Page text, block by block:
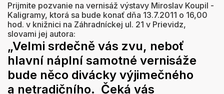
Prijmite pozvanie na vernisáž výstavy Miroslav Koupil -
Kaligramy, ktorá sa bude konať dňa 13.7.2011 o 16,00
hod. v knižnici na Záhradníckej ul. 21 v Prievidz,
slovami jej autora:
„Velmi srdečně vás zvu, neboť
hlavní náplní samotné vernisáže
bude něco divácky výjimečného
a netradičního. Čeká vás